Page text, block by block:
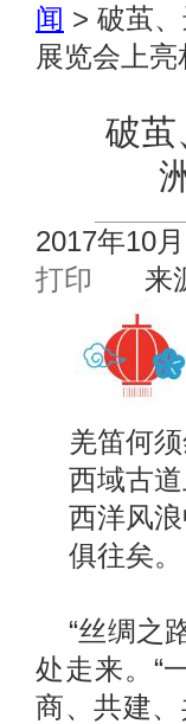
闻 > 破茧
展览会上亮
破茧
2017年10
打印
来
羌笛何
西域古
西洋风
俱往矣。
“丝绸之
处走来。“
商、共建